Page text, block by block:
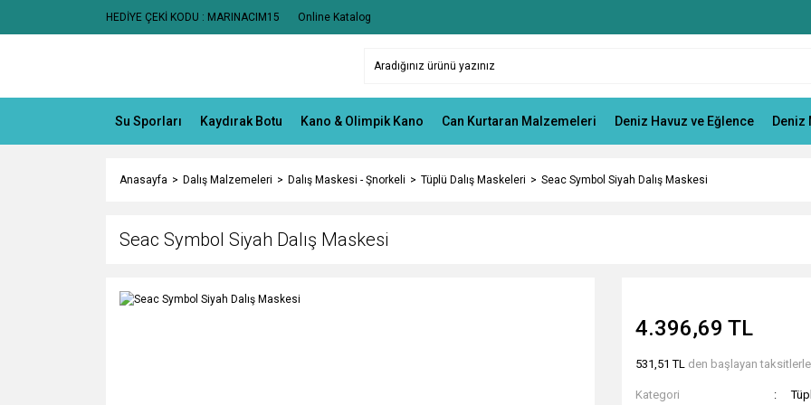
HEDİYE ÇEKİ KODU : MARINACIM15 Online Katalog
Su Sporları Kaydırak Botu Kano & Olimpik Kano Can Kurtaran Malzemeleri Deniz Havuz ve Eğlence Deniz
Anasayfa Dalış Malzemeleri Dalış Maskesi - Şnorkeli Tüplü Dalış Maskeleri Seac Symbol Siyah Dalış Maskesi
Seac Symbol Siyah Dalış Maskesi
4.396,69 TL
531,51 TL den başlayan
Kategori